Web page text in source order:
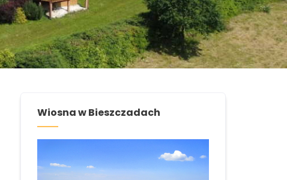
Wiosna w Bieszczadach